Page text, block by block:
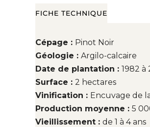
FICHE TECHNIQUE
Cépage : Pinot Noir
Géologie : Argilo-calcaire
Date de plantation : 1982 à
Surface : 2 hectares
Vinification : Encuvage de
Production moyenne : 5
Vieillissement : de 1 à 4 ans